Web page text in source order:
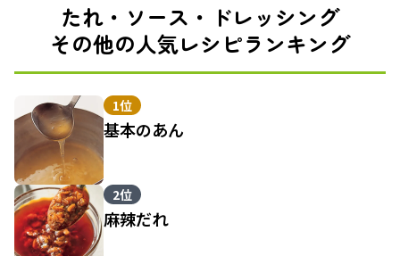
たれ・ソース・ドレッシング
その他の人気レシピランキング
1位
基本のあん
2位
麻辣だれ